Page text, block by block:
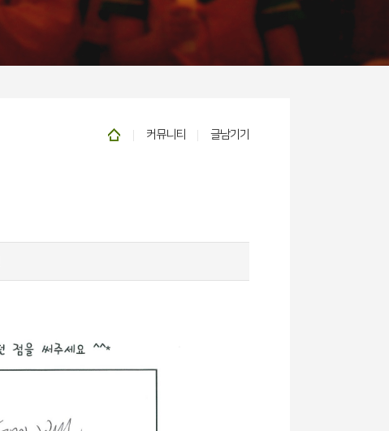
커뮤니티 글남기기